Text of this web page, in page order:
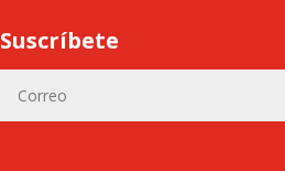
Suscríbete